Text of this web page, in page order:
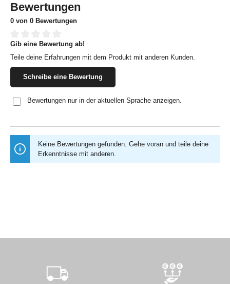
Bewertungen
0 von 0 Bewertungen
Durchschnittliche Bewertung von 0 von 5 Sternen
Gib eine Bewertung ab!
Teile deine Erfahrungen mit dem Produkt mit anderen Kunden.
Schreibe eine Bewertung
Bewertungen nur in der aktuellen Sprache anzeigen.
Keine Bewertungen gefunden. Gehe voran und teile deine
Erkenntnisse mit anderen.